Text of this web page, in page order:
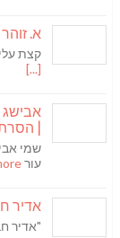
א. זוהר
קצת
[...]
|
שמי
עור[...]
אדיר
"אדיר